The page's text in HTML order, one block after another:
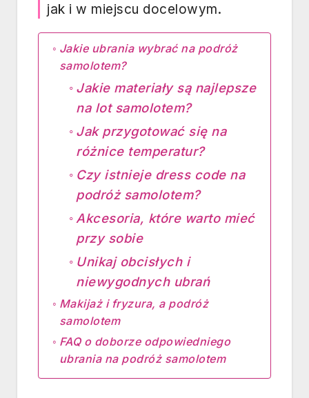
jak i w miejscu docelowym.
Jakie ubrania wybrać na podróż
samolotem?
Jakie materiały są najlepsze
na lot samolotem?
Jak przygotować się na
różnice temperatur?
Czy istnieje dress code na
podróż samolotem?
Akcesoria, które warto mieć
przy sobie
Unikaj obcisłych i
niewygodnych ubrań
Makijaż i fryzura, a podróż
samolotem
FAQ o doborze odpowiedniego
ubrania na podróż samolotem